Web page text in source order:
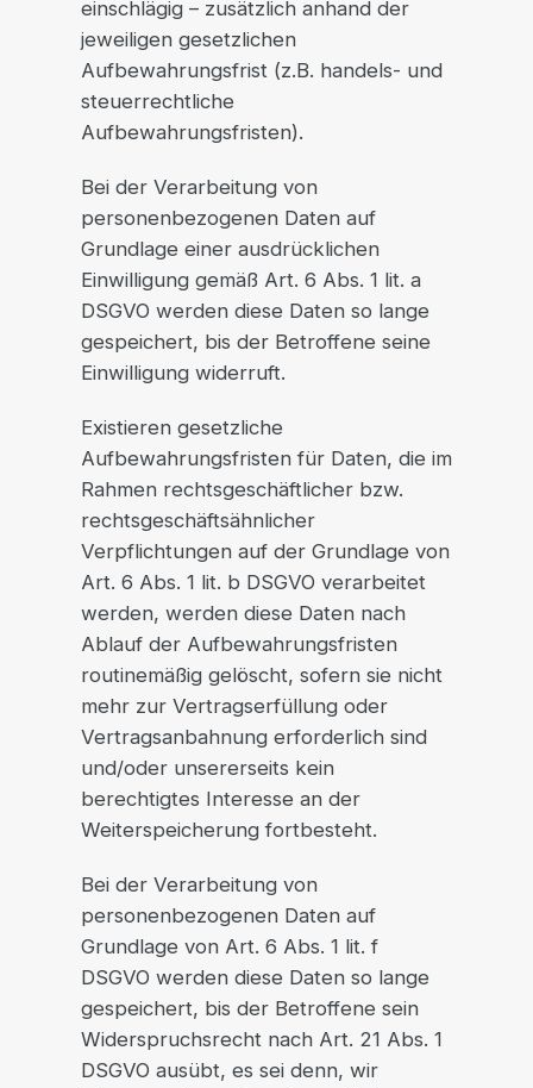
einschlägig – zusätzlich anhand der
jeweiligen gesetzlichen
Aufbewahrungsfrist (z.B. handels- und
steuerrechtliche
Aufbewahrungsfristen).
Bei der Verarbeitung von
personenbezogenen Daten auf
Grundlage einer ausdrücklichen
Einwilligung gemäß Art. 6 Abs. 1 lit. a
DSGVO werden diese Daten so lange
gespeichert, bis der Betroffene seine
Einwilligung widerruft.
Existieren gesetzliche
Aufbewahrungsfristen für Daten, die im
Rahmen rechtsgeschäftlicher bzw.
rechtsgeschäftsähnlicher
Verpflichtungen auf der Grundlage von
Art. 6 Abs. 1 lit. b DSGVO verarbeitet
werden, werden diese Daten nach
Ablauf der Aufbewahrungsfristen
routinemäßig gelöscht, sofern sie nicht
mehr zur Vertragserfüllung oder
Vertragsanbahnung erforderlich sind
und/oder unsererseits kein
berechtigtes Interesse an der
Weiterspeicherung fortbesteht.
Bei der Verarbeitung von
personenbezogenen Daten auf
Grundlage von Art. 6 Abs. 1 lit. f
DSGVO werden diese Daten so lange
gespeichert, bis der Betroffene sein
Widerspruchsrecht nach Art. 21 Abs. 1
DSGVO ausübt, es sei denn, wir